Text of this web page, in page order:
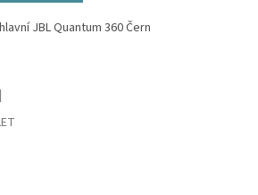
JBL Quantum 360 Čern